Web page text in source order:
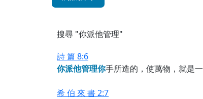
搜尋 "你派他管理"
詩 篇 8:6
你派他管理你手所造的，使萬物，就是
希 伯 來 書 2:7